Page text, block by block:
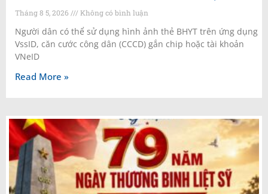
Tháng 8 5, 2026 Không có bình luận
Người dân có thể sử dụng hình ảnh thẻ BHYT trên ứng dụng
VssID, căn cước công dân (CCCD) gắn chip hoặc tài khoản
VNeID
Read More »